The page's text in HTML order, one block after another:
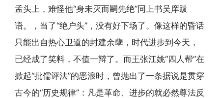
孟头上，难怪他“身未灭而嗣先绝”同上书吴庠跋
语。，当了“绝户头”，没有好下场了。像这样的昏话
只能出自热心卫道的封建余孽，时代进步到今天，
已经成了笑料，不值一辩了。而王张江姚“四人帮”在
掀起“批儒评法”的恶浪时，曾抛出了一条据说是贯穿
古今的“历史规律”：凡是革命、进步的就必然尊法反